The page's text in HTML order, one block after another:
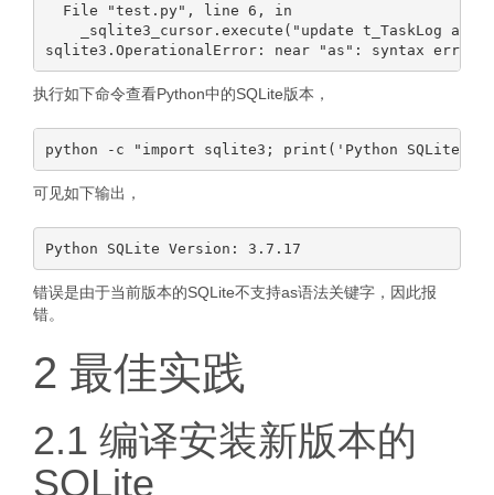
  File "test.py", line 6, in
_sqlite3_cursor.execute("update t_TaskLog as
执行如下命令查看Python中的SQLite版本，
可见如下输出，
错误是由于当前版本的SQLite不支持as语法关键字，因此报
错。
2 最佳实践
2.1 编译安装新版本的
SQLite